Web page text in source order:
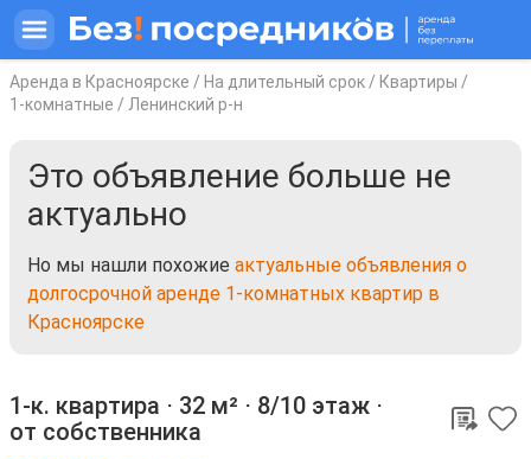
Аренда в Красноярске / На длительный срок / Квартиры /
1-комнатные / Ленинский р-н
Это объявление больше не
актуально
Но мы нашли похожие актуальные объявления о
долгосрочной аренде 1-комнатных квартир в
Красноярске
1-к. квартира ⋅ 32 м² ⋅ 8/10 этаж ⋅
от собственника